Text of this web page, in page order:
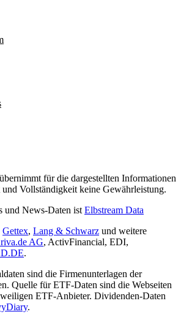
für die dargestellten Informationen
Vollständigkeit keine Gewährleistung.
und News-Daten ist Elbstream Data
Gettex, Lang & Schwarz und weitere
AG, ActivFinancial, EDI,
.
sind die Firmenunterlagen der
Quelle für ETF-Daten sind die Webseiten
ETF-Anbieter. Dividenden-Daten
.